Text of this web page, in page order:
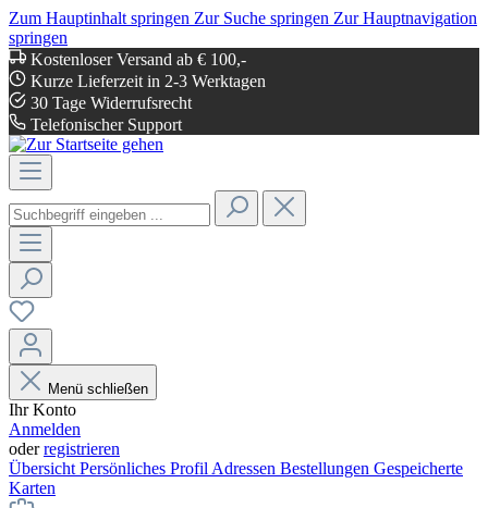
Zum Hauptinhalt springen Zur Suche springen Zur Hauptnavigation
springen
Kostenloser Versand ab € 100,-
Kurze Lieferzeit in 2-3 Werktagen
30 Tage Widerrufsrecht
Telefonischer Support
Menü schließen
Ihr Konto
Anmelden
oderregistrieren
Übersicht Persönliches Profil Adressen Bestellungen Gespeicherte
Karten